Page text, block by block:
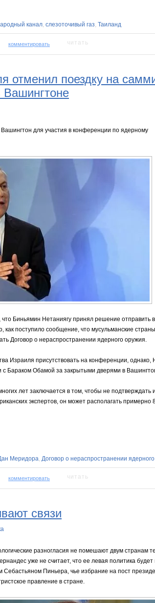
канал, слезоточивый газ, Таиланд
комментировать читать
отменил поездку на
для участия в конференции по ядерному
Биньямин Нетаниягу принял решение отправить
поступило сообщение, что мусульманские
Договор о нераспространении ядерного оружия.
Израиля присутствовать на конференции,
с Бараком Обамой за закрытыми дверями в
лет заключается в том, чтобы не подтверждать
экспертов, он может располагать
Меридора, Договор о нераспространении
комментировать читать
связи
разногласия не помешают двум странам
уже не считает, что ее левая политика будет
Пиньера, чье избрание на пост
правление в стране.